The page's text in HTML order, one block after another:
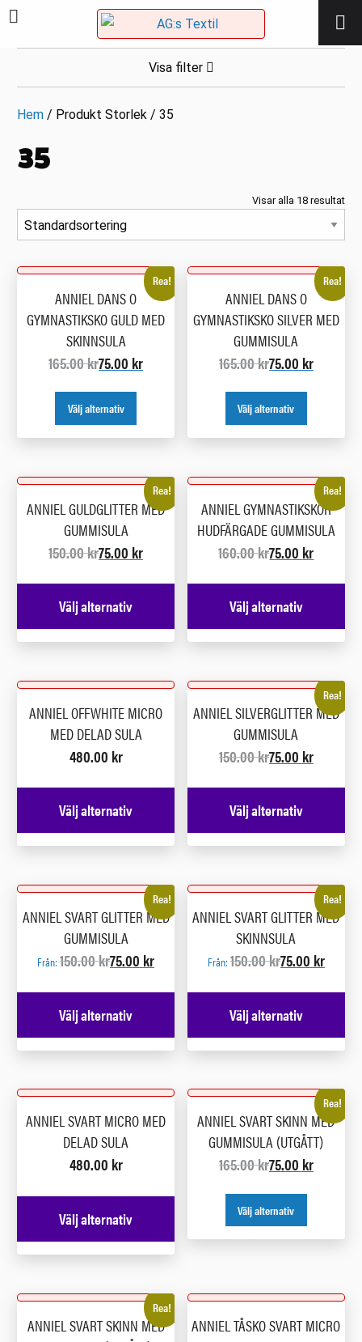
Visa filter
Hem / Produkt Storlek / 35
35
Visar alla 18 resultat
Rea!
ANNIEL DANS O
GYMNASTIKSKO GULD MED
SKINNSULA
165.00kr75.00 kr
Välj alternativ
Rea!
ANNIEL DANS O
GYMNASTIKSKO SILVER MED
GUMMISULA
165.00kr75.00 kr
Välj alternativ
Rea!
ANNIEL GULDGLITTER MED
GUMMISULA
150.00kr75.00 kr
Välj alternativ
Rea!
ANNIEL GYMNASTIKSKOR
HUDFÄRGADE GUMMISULA
160.00kr75.00 kr
Välj alternativ
ANNIEL OFFWHITE MICRO
MED DELAD SULA
480.00 kr
Välj alternativ
Rea!
ANNIEL SILVERGLITTER MED
GUMMISULA
150.00kr75.00 kr
Välj alternativ
Rea!
ANNIEL SVART GLITTER MED
GUMMISULA
Från:150.00kr75.00 kr
Välj alternativ
Rea!
ANNIEL SVART GLITTER MED
SKINNSULA
Från: 150.00kr75.00 kr
Välj alternativ
ANNIEL SVART MICRO MED
DELAD SULA
480.00 kr
Välj alternativ
Rea!
ANNIEL SVART SKINN MED
GUMMISULA (UTGÅTT)
165.00kr75.00 kr
Välj alternativ
Rea!
ANNIEL SVART SKINN MED
ANNIEL TÅSKO SVART MICRO